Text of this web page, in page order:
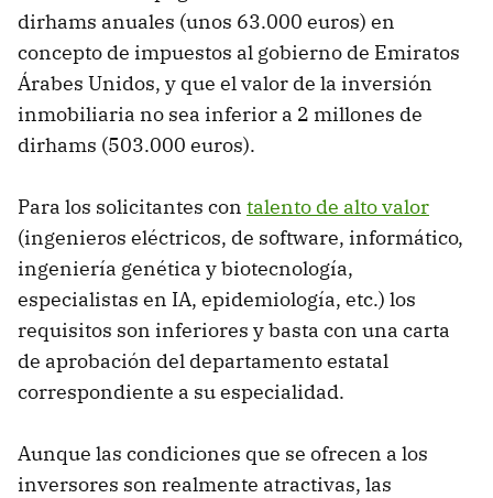
dirhams anuales (unos 63.000 euros) en
concepto de impuestos al gobierno de Emiratos
Árabes Unidos, y que el valor de la inversión
inmobiliaria no sea inferior a 2 millones de
dirhams (503.000 euros).
Para los solicitantes con talento de alto valor
(ingenieros eléctricos, de software, informático,
ingeniería genética y biotecnología,
especialistas en IA, epidemiología, etc.) los
requisitos son inferiores y basta con una carta
de aprobación del departamento estatal
correspondiente a su especialidad.
Aunque las condiciones que se ofrecen a los
inversores son realmente atractivas, las